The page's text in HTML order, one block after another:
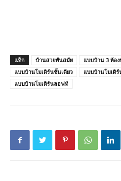
แท็ก บ้านสวยทันสมัย แบบบ้าน 3 ห้อ
แบบบ้านโมเดิร์นชั้นเดียว
แบบบ้านโมเดิ
แบบบ้านโมเดิร์นลอฟท์